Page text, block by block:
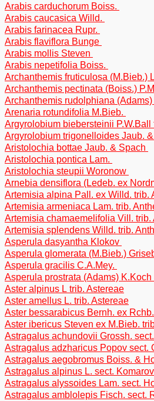
Arabis carduchorum Boiss.
Arabis caucasica Willd.
Arabis farinacea Rupr.
Arabis flaviflora Bunge
Arabis mollis Steven
Arabis nepetifolia Boiss.
Archanthemis fruticulosa (M.Bieb.)
Archanthemis pectinata (Boiss.)
Archanthemis rudolphiana
Arenaria rotundifolia M.Bieb.
Argyrolobium biebersteinii P.W.Ball
Argyrolobium trigonelloides Jaub.
Aristolochia bottae Jaub. & Spach
Aristolochia pontica Lam.
Aristolochia steupii Woronow
Arnebia densiflora (Ledeb. ex
Artemisia alpina Pall. ex Willd. trib.
Artemisia armeniaca Lam. trib.
Artemisia chamaemelifolia Vill. trib.
Artemisia splendens Willd. trib.
Asperula dasyantha Klokov
Asperula glomerata (M.Bieb.)
Asperula gracilis C.A.Mey.
Asperula prostrata (Adams) K.Koch
Aster alpinus L trib. Astereae
Aster amellus L. trib. Astereae
Aster bessarabicus Bernh. ex
Aster ibericus Steven ex M.Bieb.
Astragalus achundovii Grossh.
Astragalus adzharicus Popov sect.
Astragalus aegobromus Boiss. &
Astragalus alpinus L. sect.
Astragalus alyssoides Lam. sect.
Astragalus amblolepis Fisch. sect.